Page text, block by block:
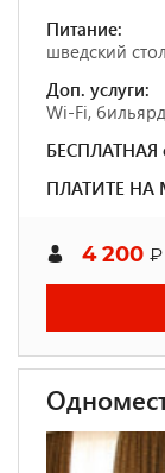
Питание:
шведский стол
Доп. услуги:
Wi-Fi,
БЕСПЛАТНАЯ
ПЛАТИТЕ НА
4 200 ₽